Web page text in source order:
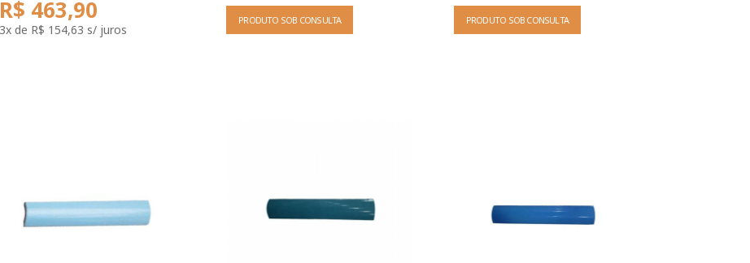
R$ 463,90
3xde R$ 154,63 s/ juros
PRODUTO SOB CONSULTA PRODUTO SOB CONSULTA